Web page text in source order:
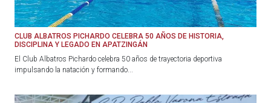
CLUB ALBATROS PICHARDO CELEBRA 50 AÑOS DE HISTORIA,
DISCIPLINA Y LEGADO EN APATZINGÁN
El Club Albatros Pichardo celebra 50 años de trayectoria deportiva
impulsando la natación y formando...